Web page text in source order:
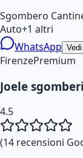
Sgombero
Auto+1 altri
WhatsApp
FirenzePremium
Joele
4.5
(14 recensioni